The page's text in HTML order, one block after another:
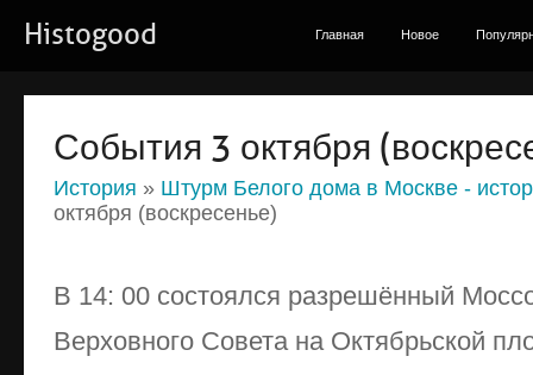
Histogood Главная Новое
События 3 октября
История » Штурм Белого дома в Москве -
октября (воскресенье)
В 14: 00 состоялся разрешённый
Верховного Совета на Октябрьской